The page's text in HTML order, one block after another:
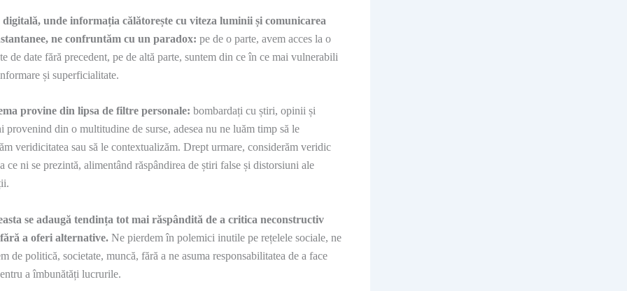
unde informația călătorește cu viteza luminii și comunicarea
ne confruntăm cu un paradox: pe de o parte, avem acces la o
de date fără precedent, pe de altă parte, suntem din ce în ce mai vulnerabili
și superficialitate.
provine din lipsa de filtre personale: bombardați cu știri, opinii și
provenind din o multitudine de surse, adesea nu ne luăm timp să le
veridicitatea sau să le contextualizăm. Drept urmare, considerăm veridic
ce ni se prezintă, alimentând răspândirea de știri false și distorsiuni ale
se adaugă tendința tot mai răspândită de a critica neconstructiv
a oferi alternative. Ne pierdem în polemici inutile pe rețelele sociale, ne
de politică, societate, muncă, fără a ne asuma responsabilitatea de a face
a îmbunătăți lucrurile.